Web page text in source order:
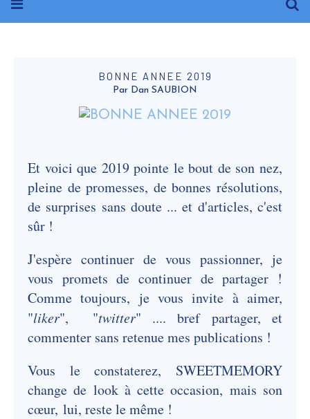
BONNE ANNEE 2019
Par Dan SAUBION
Et voici que 2019 pointe le bout de son nez,
pleine de promesses, de bonnes résolutions,
de surprises sans doute ... et d'articles, c'est
sûr !
J'espère continuer de vous passionner, je
vous promets de continuer de partager !
Comme toujours, je vous invite à aimer,
"liker", "twitter" .... bref partager, et
commenter sans retenue mes publications !
Vous le constaterez, SWEETMEMORY
change de look à cette occasion, mais son
cœur, lui, reste le même !